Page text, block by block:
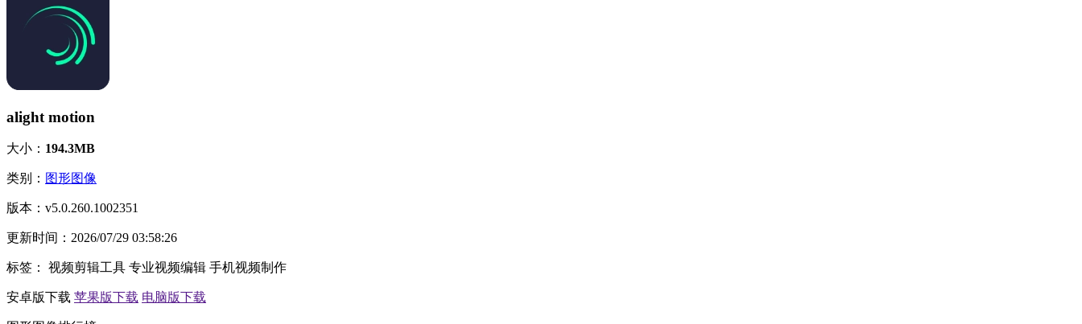
alight motion
大小： 194.3MB
类别： 图形图像
版本： v5.0.260.1002351
更新时间： 2026/07/29 03:58:26
标签： 视频剪辑工具 专业视频编辑 手机视频制作
安卓版下载 苹果版下载 电脑版下载